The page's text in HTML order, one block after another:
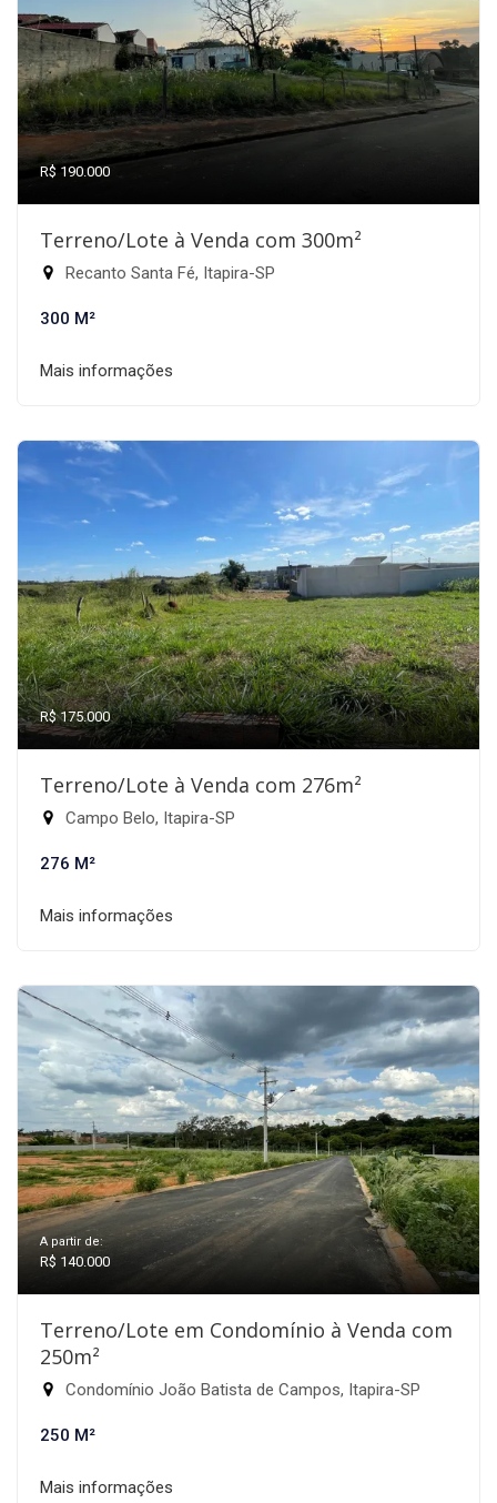
R$ 190.000
Terreno/Lote à Venda com 300m²
Recanto Santa Fé, Itapira-SP
300 M²
Mais informações
R$ 175.000
Terreno/Lote à Venda com 276m²
Campo Belo, Itapira-SP
276 M²
Mais informações
A partir de:
R$ 140.000
Terreno/Lote em Condomínio à Venda com
250m²
Condomínio João Batista de Campos, Itapira-SP
250 M²
Mais informações